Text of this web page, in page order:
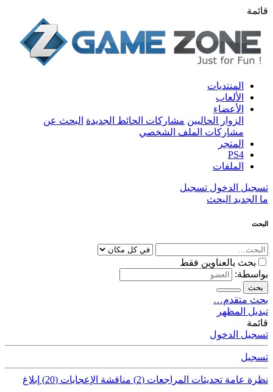
قائمة
المنتديات
الألعاب
الأعضاء
الزوار الحاليين مشاركات الحائط الجديدة البحث عن
مشاركات الملف الشخصي
المتجر
PS4
الملفات
تسجيل الدخول تسجيل
ما الجديد البحث
البحث
بحث بالعناوين فقط
بواسطة:
بحث
بحث متقدم…
تبديل المظهر
قائمة
تسجيل الدخول
تسجيل
نظرة عامة تحديثات المراجعات (2) مناقشة الإعجابات (20) إبلاغ